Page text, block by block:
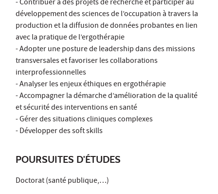
- Contribuer à des projets de recherche et participer au
développement des sciences de l’occupation à travers la
production et la diffusion de données probantes en lien
avec la pratique de l’ergothérapie
- Adopter une posture de leadership dans des missions
transversales et favoriser les collaborations
interprofessionnelles
- Analyser les enjeux éthiques en ergothérapie
- Accompagner la démarche d’amélioration de la qualité
et sécurité des interventions en santé
- Gérer des situations cliniques complexes
- Développer des soft skills
POURSUITES D'ÉTUDES
Doctorat (santé publique,…)